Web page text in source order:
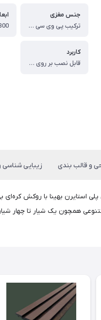
جنس مغزی
ترکیب پی وی سی و پودر سنگ
کاربرد
قابل نصب بر روی دیوار و سقف
و قالب بندی زیبایی
پلی استایرن بهینا با روکش
همچون یک شیار تا چهار